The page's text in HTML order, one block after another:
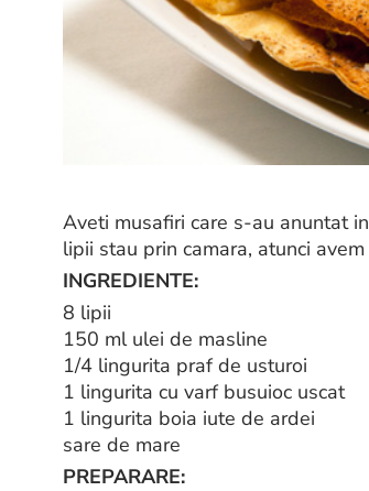
Aveti musafiri care s-au anuntat
lipii stau prin camara, atunci
INGREDIENTE:
8 lipii
150 ml ulei de masline
1/4 lingurita praf de usturoi
1 lingurita cu varf busuioc uscat
1 lingurita boia iute de ardei
sare de mare
PREPARARE: